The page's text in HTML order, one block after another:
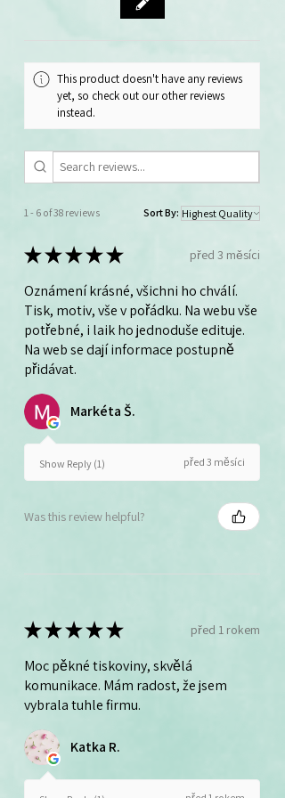
This product doesn't have any reviews
yet, so check out our other reviews
instead.
1 - 6 of 38 reviews Sort By:
★★★★★ před 3 měsíci
Oznámení krásné, všichni ho chválí.
Tisk, motiv, vše v pořádku. Na webu vše
potřebné, i laik ho jednoduše edituje.
Na web se dají informace postupně
přidávat.
Markéta Š.
Show Reply (1) před 3 měsíci
Was this review helpful?
★★★★★ před 1 rokem
Moc pěkné tiskoviny, skvělá
komunikace. Mám radost, že jsem
vybrala tuhle firmu.
Katka R.